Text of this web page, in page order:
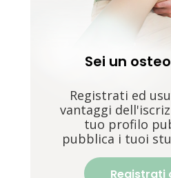
Sei un
Registrati ed
vantaggi
tuo profilo
pubblica i tuoi
Registrati